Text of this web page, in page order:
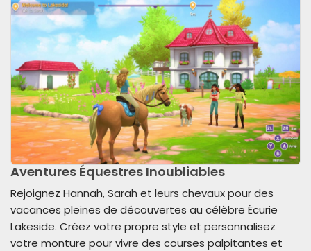
Aventures Équestres Inoubliables
Rejoignez Hannah, Sarah et leurs chevaux pour des
vacances pleines de découvertes au célèbre Écurie
Lakeside. Créez votre propre style et personnalisez
votre monture pour vivre des courses palpitantes et